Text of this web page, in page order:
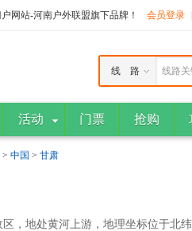
网站-河南户外联盟旗下品牌！ 会员登录
线路
线 路
活动 门票 抢购
> 中国 > 甘肃
，地处黄河上游，地理坐标位于北纬